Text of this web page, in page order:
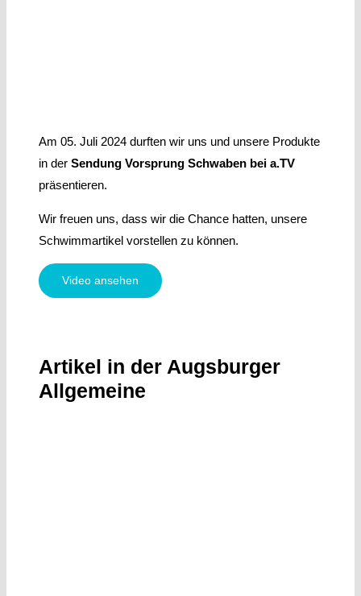
Am 05. Juli 2024 durften wir uns und unsere Produkte
in der Sendung Vorsprung Schwaben bei a.TV
präsentieren.
Wir freuen uns, dass wir die Chance hatten, unsere
Schwimmartikel vorstellen zu können.
Video ansehen
Artikel in der Augsburger
Allgemeine